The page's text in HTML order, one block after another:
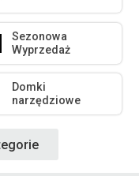
Sezonowa
Wyprzedaż
Domki
narzędziowe